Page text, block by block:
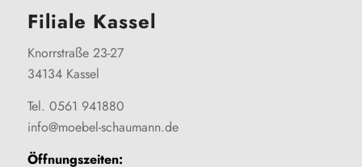
Filiale Kassel
Knorrstraße 23-27
34134 Kassel
Tel. 0561 941880
info@moebel-schaumann.de
Öffnungszeiten: